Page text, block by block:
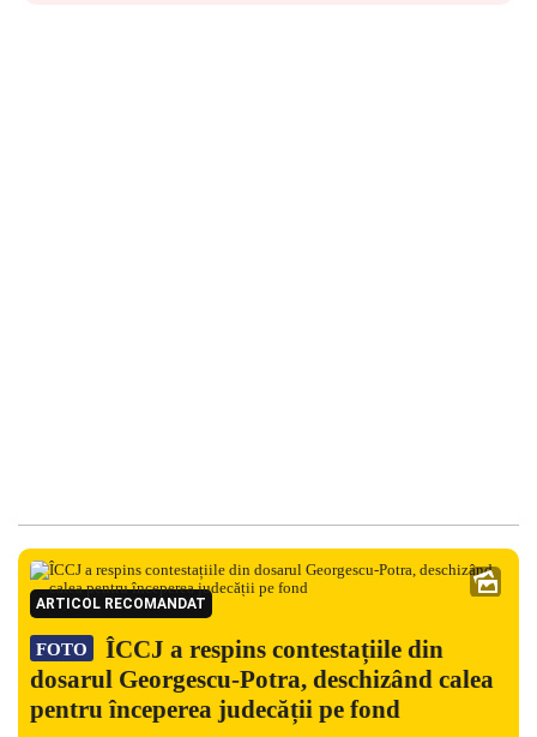
ARTICOL RECOMANDAT
FOTO
ÎCCJ a respins contestațiile din
dosarul Georgescu-Potra, deschizând calea
pentru începerea judecății pe fond